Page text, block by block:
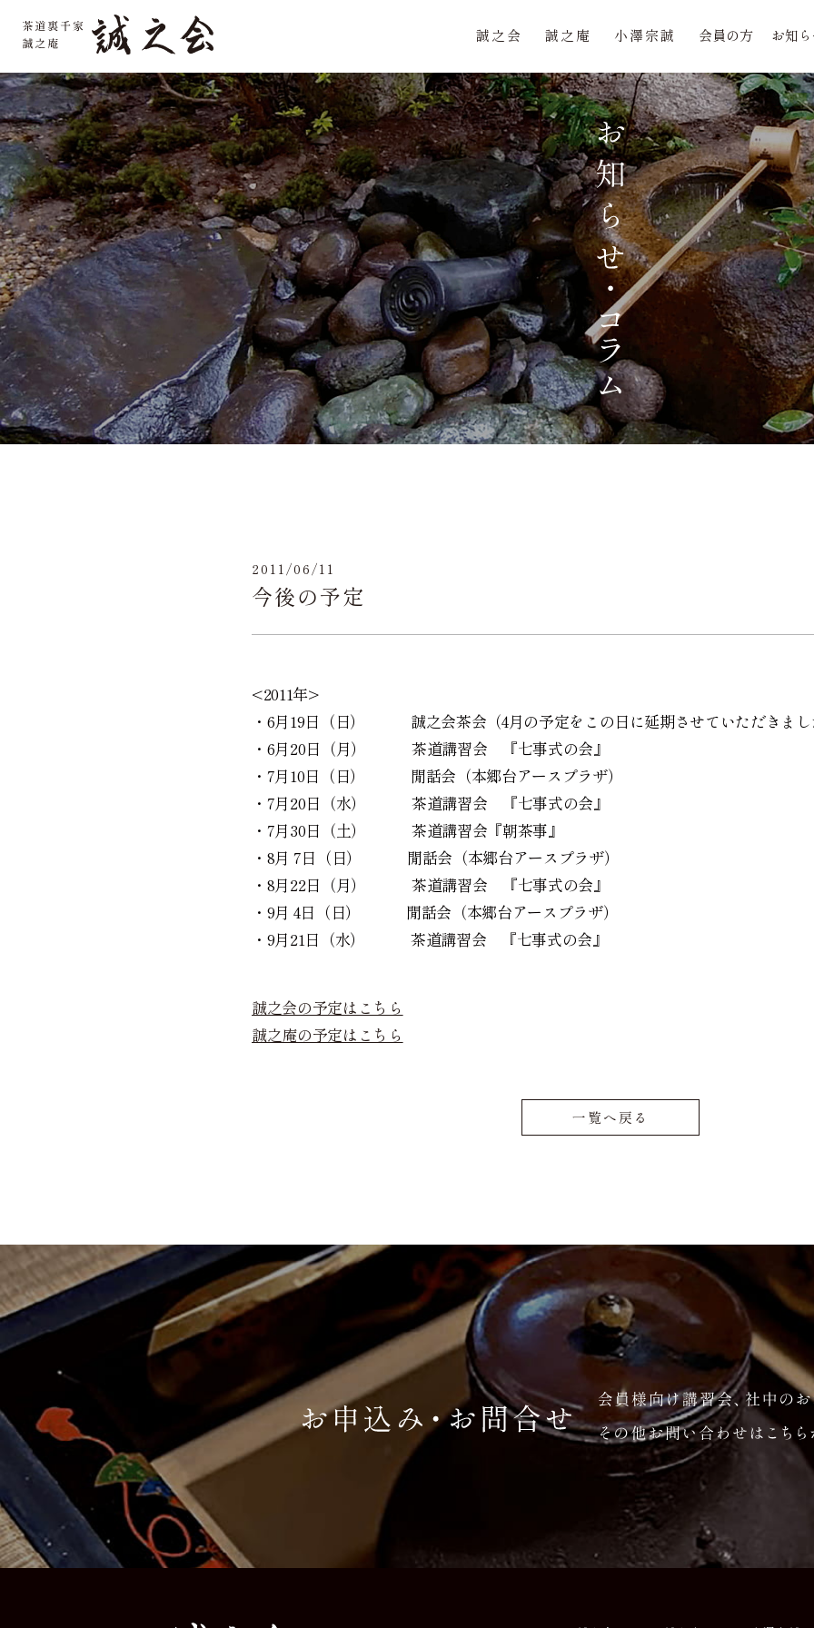
誠之会 誠之庵 小澤宗誠 会員の方 お知
誠之会 誠之庵 小澤宗誠 会員の方 お知
2011/06/11
今後の予定
<2011年>
・6月19日（日） 誠之会茶会（4月の予定をこの日に延期させていただきまし
・6月20日（月） 茶道講習会 『七事式の会』
・7月10日（日） 閒話会（本郷台アースプラザ）
・7月20日（水） 茶道講習会 『七事式の会』
・7月30日（土） 茶道講習会『朝茶事』
・8月 7日（日） 閒話会（本郷台アースプラザ）
・8月22日（月） 茶道講習会 『七事式の会』
・9月 4日（日） 閒話会（本郷台アースプラザ）
・9月21日（水） 茶道講習会 『七事式の会』
誠之会の予定はこちら
誠之庵の予定はこちら